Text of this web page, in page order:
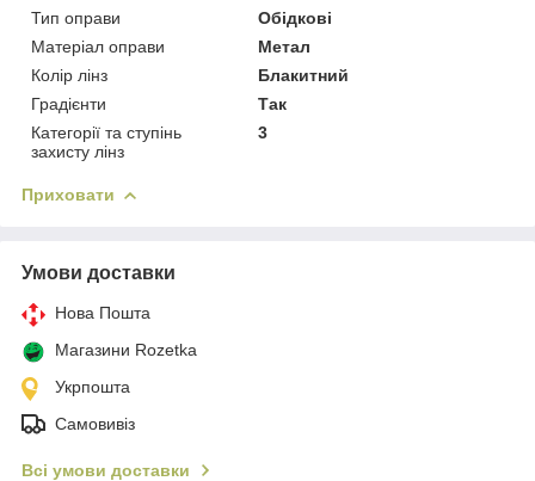
Тип оправи
Обідкові
Матеріал оправи
Метал
Колір лінз
Блакитний
Градієнти
Так
Категорії та ступінь
захисту лінз
3
Приховати
Умови доставки
Нова Пошта
Магазини Rozetka
Укрпошта
Самовивіз
Всі умови доставки